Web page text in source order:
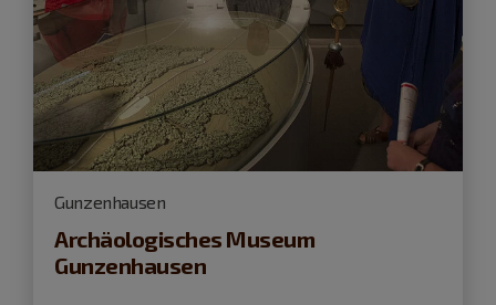
Gunzenhausen
Archäologisches Museum
Gunzenhausen